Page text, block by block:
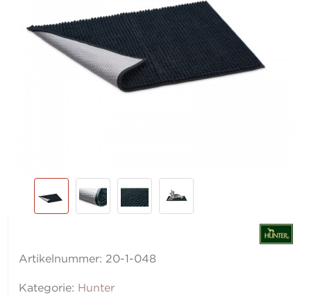
Artikelnummer: 20-1-048
Kategorie: Hunter